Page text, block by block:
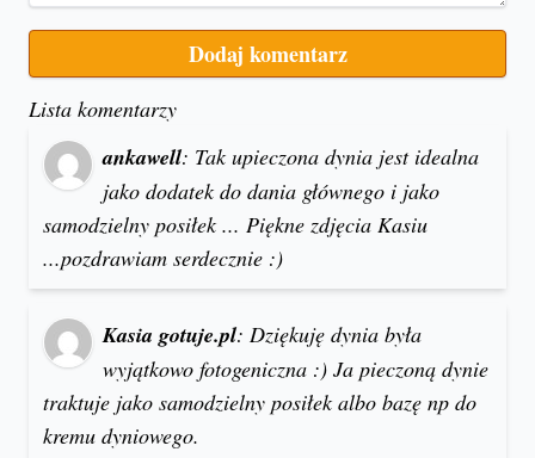
Lista komentarzy
ankawell: Tak upieczona dynia jest idealna
jako dodatek do dania głównego i jako
samodzielny posiłek ... Piękne zdjęcia Kasiu
...pozdrawiam serdecznie :)
Kasia gotuje.pl: Dziękuję dynia była
wyjątkowo fotogeniczna :) Ja pieczoną dynie
traktuje jako samodzielny posiłek albo bazę np do
kremu dyniowego.